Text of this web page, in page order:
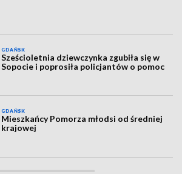
GDAŃSK
Sześcioletnia dziewczynka zgubiła się w
Sopocie i poprosiła policjantów o pomoc
GDAŃSK
Mieszkańcy Pomorza młodsi od średniej
krajowej